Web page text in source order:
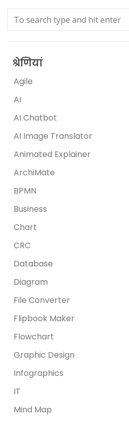
श्रेणियां
Agile
AI
AI Chatbot
AI Image Translator
Animated Explainer
ArchiMate
BPMN
Business
Chart
CRC
Database
Diagram
File Converter
Flipbook Maker
Flowchart
Graphic Design
Infographics
IT
Mind Map